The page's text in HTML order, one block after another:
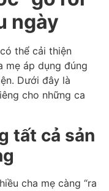
ngày
thể cải thiện
mẹ áp dụng đúng
Dưới đây là
cho những ca
tất cả sản
cha mẹ càng “ra